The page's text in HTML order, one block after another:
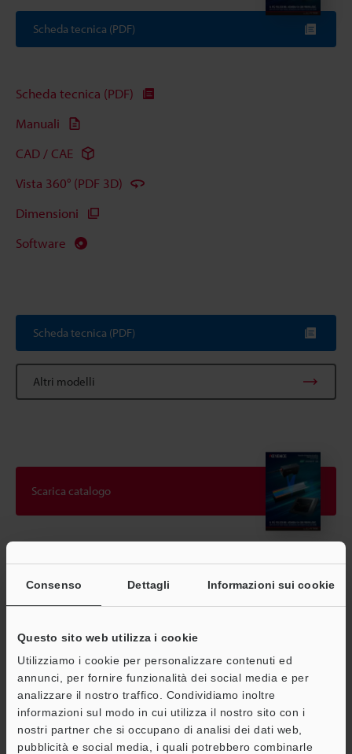
Consenso Dettagli Informazioni sui cookie
Questo sito web utilizza i cookie
Utilizziamo i cookie per personalizzare contenuti ed
annunci, per fornire funzionalità dei social media e per
analizzare il nostro traffico. Condividiamo inoltre
informazioni sul modo in cui utilizza il nostro sito con i
nostri partner che si occupano di analisi dei dati web,
pubblicità e social media, i quali potrebbero combinarle
Scheda tecnica (PDF)
Scheda tecnica (PDF)
Manuali
CAD / CAE
Vista 360° (PDF 3D)
Dimensioni
Software
Scheda tecnica (PDF)
Altri modelli
Scarica catalogo
Guide tecniche
Manuali
Software
Consulenza
Chiedi dimostrazione